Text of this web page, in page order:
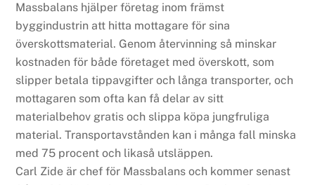
Massbalans hjälper företag inom främst
byggindustrin att hitta mottagare för sina
överskottsmaterial. Genom återvinning så minskar
kostnaden för både företaget med överskott, som
slipper betala tippavgifter och långa transporter, och
mottagaren som ofta kan få delar av sitt
materialbehov gratis och slippa köpa jungfruliga
material. Transportavstånden kan i många fall minska
med 75 procent och likaså utsläppen.
Carl Zide är chef för Massbalans och kommer senast